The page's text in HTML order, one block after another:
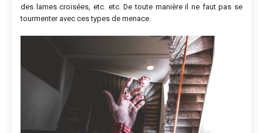
des lames croisées, etc. etc. De toute manière il ne faut pas se
tourmenter avec ces types de menace.